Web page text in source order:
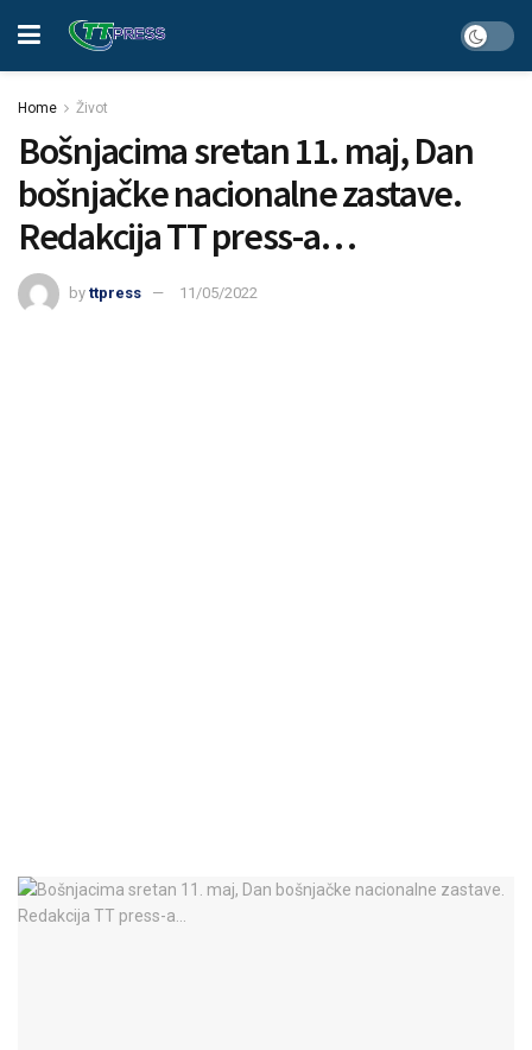
Home Život
Bošnjacima sretan 11. maj, Dan
bošnjačke nacionalne zastave.
Redakcija TT press-a…
by ttpress 11/05/2022